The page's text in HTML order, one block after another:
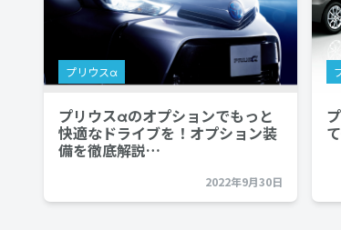
プリウスα
プリウスαのオプションでもっと
快適なドライブを！オプション装
備を徹底解説…
2022年9月30日